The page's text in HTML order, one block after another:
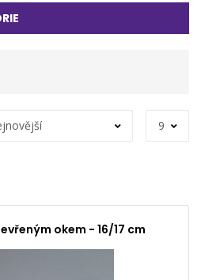
9
okem - 16/17 cm